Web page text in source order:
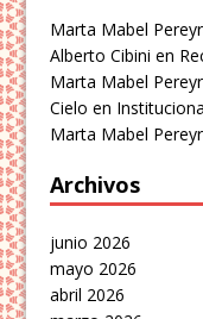
Marta Mabel
Alberto Cibini en
Marta Mabel
Cielo en
Marta Mabel
Archivos
junio 2026
mayo 2026
abril 2026